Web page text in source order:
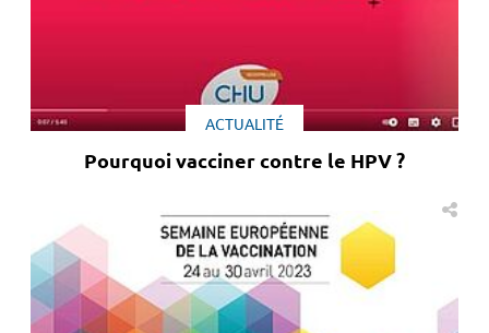
ACTUALITÉ
Pourquoi vacciner contre le HPV ?